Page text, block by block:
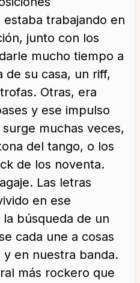
trabajando en
junto con los
mucho tiempo a
de su casa, un riff,
Otras, era
y ese impulso
muchas veces,
del tango, o los
de los noventa.
Las letras
en ese
búsqueda de un
cada une a cosas
y en nuestra banda.
más rockero que